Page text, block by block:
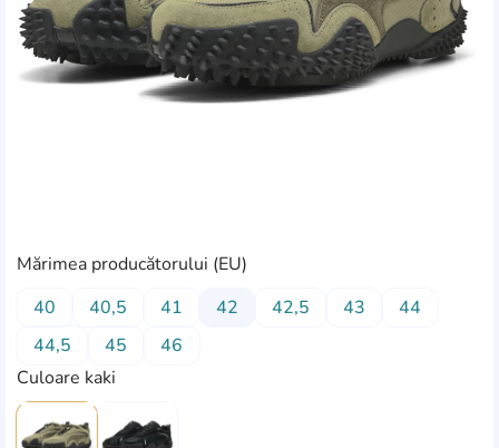
Culoare kaki
Mărimea producătorului (EU)
40
40,5 41 42 42,5 43
44
44,5
45 46